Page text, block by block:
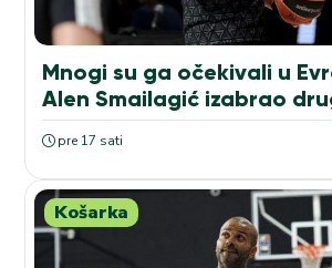
Mnogi su ga očekivali u
Alen Smailagić izabrao
pre 17 sati
Košarka